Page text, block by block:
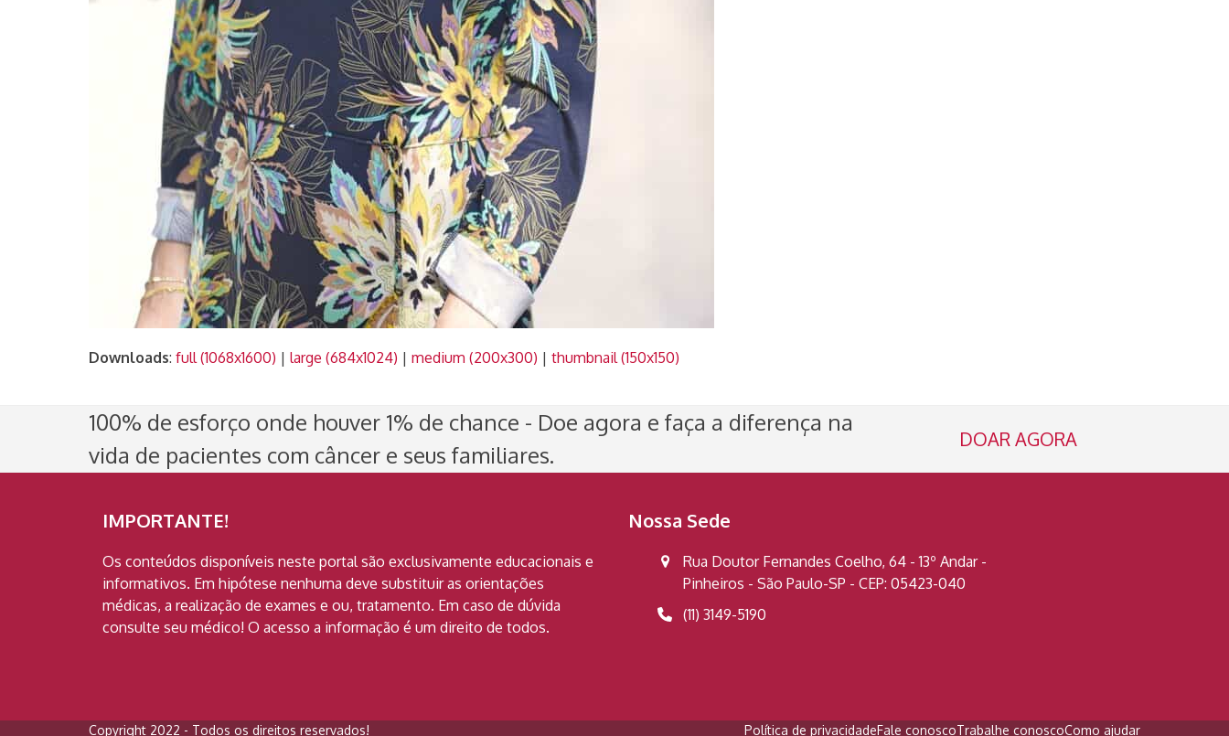
Downloads: full (1068x1600) | large (684x1024) | medium (200x300) | thumbnail (150x150)
100% de esforço onde houver 1% de chance - Doe agora e faça a diferença na
vida de pacientes com câncer e seus familiares.
DOAR AGORA
IMPORTANTE!
Os conteúdos disponíveis neste portal são exclusivamente educacionais e
informativos. Em hipótese nenhuma deve substituir as orientações
médicas, a realização de exames e ou, tratamento. Em caso de dúvida
consulte seu médico! O acesso a informação é um direito de todos.
Nossa Sede
Rua Doutor Fernandes Coelho, 64 - 13º Andar -
Pinheiros - São Paulo-SP - CEP: 05423-040
(11) 3149-5190
Copyright 2022 - Todos os direitos reservados! Política de privacidadeFale conoscoTrabalhe conoscoComo ajudar